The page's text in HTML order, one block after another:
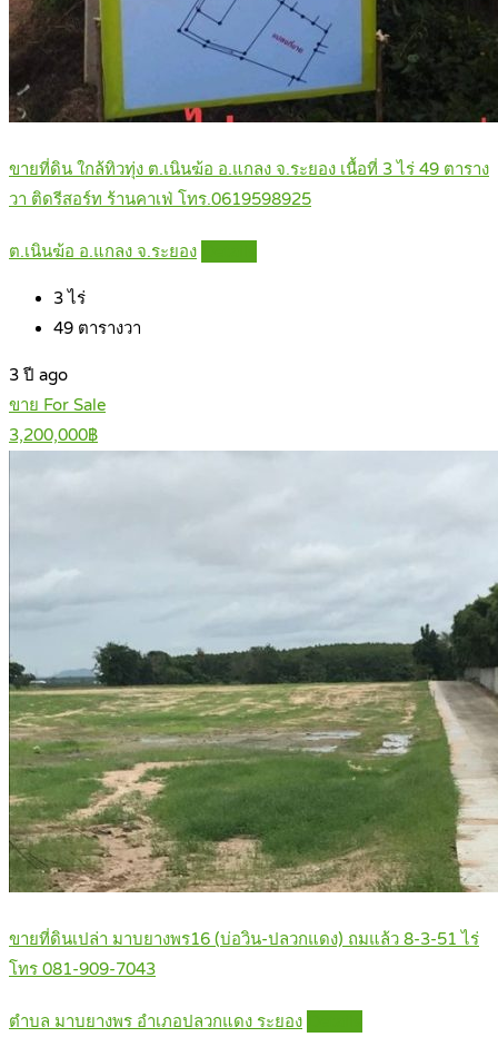
ขายที่ดิน ใกล้ทิวทุ่ง ต.เนินฆ้อ อ.แกลง จ.ระยอง เนื้อที่ 3 ไร่ 49 ตาราง
วา ติดรีสอร์ท ร้านคาเฟ่ โทร.0619598925
ต.เนินฆ้อ อ.แกลง จ.ระยอง
3ไร่
49 ตารางวา
3 ปี ago
ขาย For Sale
3,200,000฿
ขายที่ดินเปล่า มาบยางพร16 (บ่อวิน-ปลวกแดง) ถมแล้ว 8-3-51 ไร่
โทร 081-909-7043
ตำบล มาบยางพร อำเภอปลวกแดง ระยอง